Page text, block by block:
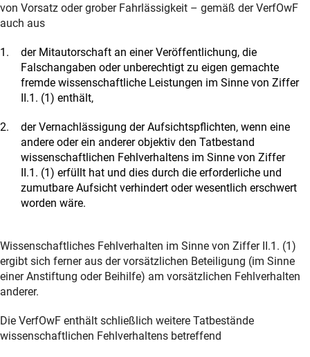
von Vorsatz oder grober Fahrlässigkeit – gemäß der VerfOwF
auch aus
der Mitautorschaft an einer Veröffentlichung, die
Falschangaben oder unberechtigt zu eigen gemachte
fremde wissenschaftliche Leistungen im Sinne von Ziffer
II.1. (1) enthält,
der Vernachlässigung der Aufsichtspflichten, wenn eine
andere oder ein anderer objektiv den Tatbestand
wissenschaftlichen Fehlverhaltens im Sinne von Ziffer
II.1. (1) erfüllt hat und dies durch die erforderliche und
zumutbare Aufsicht verhindert oder wesentlich erschwert
worden wäre.
Wissenschaftliches Fehlverhalten im Sinne von Ziffer II.1. (1)
ergibt sich ferner aus der vorsätzlichen Beteiligung (im Sinne
einer Anstiftung oder Beihilfe) am vorsätzlichen Fehlverhalten
anderer.
Die VerfOwF enthält schließlich weitere Tatbestände
wissenschaftlichen Fehlverhaltens betreffend